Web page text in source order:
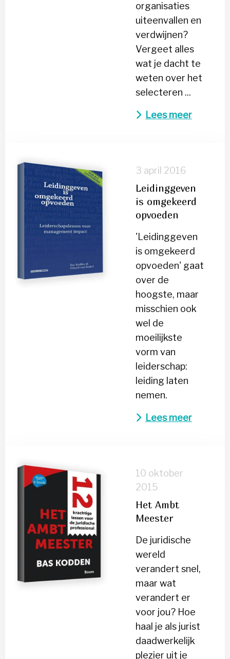
organisaties
uiteenvallen en
verdwijnen?
Vergeet alles
wat je dacht te
weten over het
selecteren ...
Lees meer
3 april 2016
Leidinggeven
is omgekeerd
opvoeden
'Leidinggeven
is omgekeerd
opvoeden' gaat
over de
hoogste, maar
misschien ook
wel de
moeilijkste
vorm van
leiderschap:
leiding laten
nemen.
Lees meer
meer
Leidinggeven
opvoeden
10 oktober
2015
Het Ambt
Meester
De juridische
wereld
verandert snel,
maar wat
verandert er
voor jou? Hoe
haal je als jurist
daadwerkelijk
plezier uit je
meer
Meester